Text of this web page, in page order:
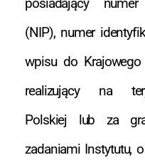
posiadający
(NIP), numer
wpisu do Krajowego
realizujący na
Polskiej lub za
zadaniami Instytutu,